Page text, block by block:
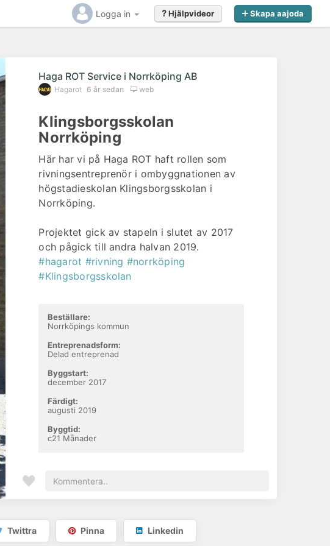
Logga in Skapa aajoda
Hjälpvideor
Haga ROT Service i Norrköping AB
Hagarot 6 år sedan web
Klingsborgsskolan
Norrköping
Här har vi på Haga ROT haft rollen som
rivningsentreprenör i ombyggnationen av
högstadieskolan Klingsborgsskolan i
Norrköping.
Projektet gick av stapeln i slutet av 2017
och pågick till andra halvan 2019.
#hagarot #rivning #norrköping
#Klingsborgsskolan
Beställare:
Norrköpings kommun
Entreprenadsform:
Delad entreprenad
Byggstart:
december 2017
Färdigt:
augusti 2019
Byggtid:
c21 Månader
Twittra Pinna Linkedin